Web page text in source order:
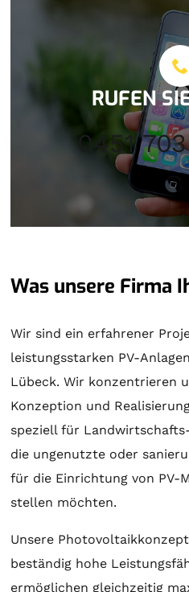
RUFEN
0451
Was unsere Firma
Wir sind ein erfahrener
leistungsstarken PV-
Lübeck. Wir konzentrieren
Konzeption und
speziell für
die ungenutzte oder
für die Einrichtung von PV-
stellen möchten.
Unsere
beständig hohe
ermöglichen gleichzeitig